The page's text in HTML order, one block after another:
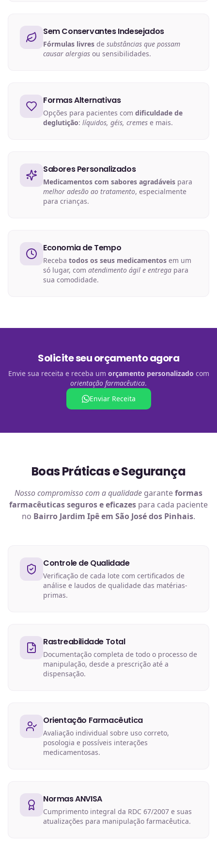
Sem Conservantes Indesejados
Fórmulas livres de substâncias que possam
causar alergias ou sensibilidades.
Formas Alternativas
Opções para pacientes com dificuldade de
deglutição: líquidos, géis, cremes e mais.
Sabores Personalizados
Medicamentos com sabores agradáveis para
melhor adesão ao tratamento, especialmente
para crianças.
Economia de Tempo
Receba todos os seus medicamentos em um
só lugar, com atendimento ágil e entrega para
sua comodidade.
Solicite seu orçamento agora
Envie sua receita e receba um orçamento personalizado com
orientação farmacêutica.
Enviar Receita
Boas Práticas e Segurança
Nosso compromisso com a qualidade garanteformas
farmacêuticasseguros e eficazes para cada paciente
no Bairro Jardim Ipê em São José dos Pinhais.
Controle de Qualidade
Verificação de cada lote com certificados de
análise e laudos de qualidade das matérias-
primas.
Rastreabilidade Total
Documentação completa de todo o processo de
manipulação, desde a prescrição até a
dispensação.
Orientação Farmacêutica
Avaliação individual sobre uso correto,
posologia e possíveis interações
medicamentosas.
Normas ANVISA
Cumprimento integral da RDC 67/2007 e suas
atualizações para manipulação farmacêutica.